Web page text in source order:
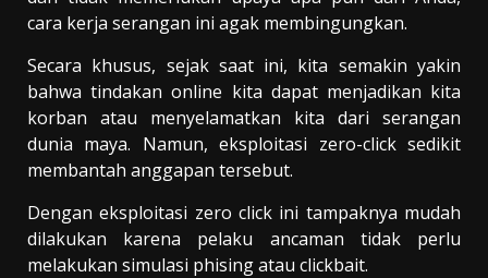
cara kerja serangan ini agak membingungkan.
Secara khusus, sejak saat ini, kita semakin yakin
bahwa tindakan online kita dapat menjadikan kita
korban atau menyelamatkan kita dari serangan
dunia maya. Namun, eksploitasi zero-click sedikit
membantah anggapan tersebut.
Dengan eksploitasi zero click ini tampaknya mudah
dilakukan karena pelaku ancaman tidak perlu
melakukan simulasi phising atau clickbait.